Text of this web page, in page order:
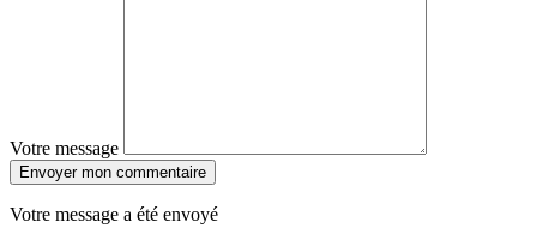
Votre message
Envoyer mon commentaire
Votre message a été envoyé